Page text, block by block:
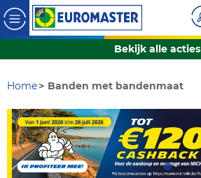
Bekijk alle acties
Home Banden met bandenmaat